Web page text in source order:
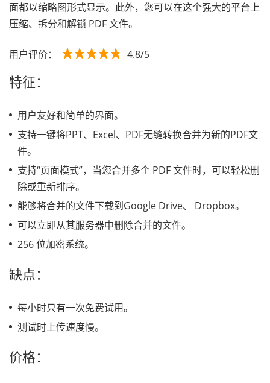
面都以缩略图形式显示。此外，您可以在这个强大的平台上
压缩、拆分和解锁 PDF 文件。
用户评价： 4.8/5
特征：
用户友好和简单的界面。
支持一键将PPT、Excel、PDF无缝转换合并为新的PDF文
件。
支持“页面模式”，当您合并多个 PDF 文件时，可以轻松删
除或重新排序。
能够将合并的文件下载到Google Drive、 Dropbox。
可以立即从其服务器中删除合并的文件。
256 位加密系统。
缺点：
每小时只有一次免费试用。
测试时上传速度慢。
价格：